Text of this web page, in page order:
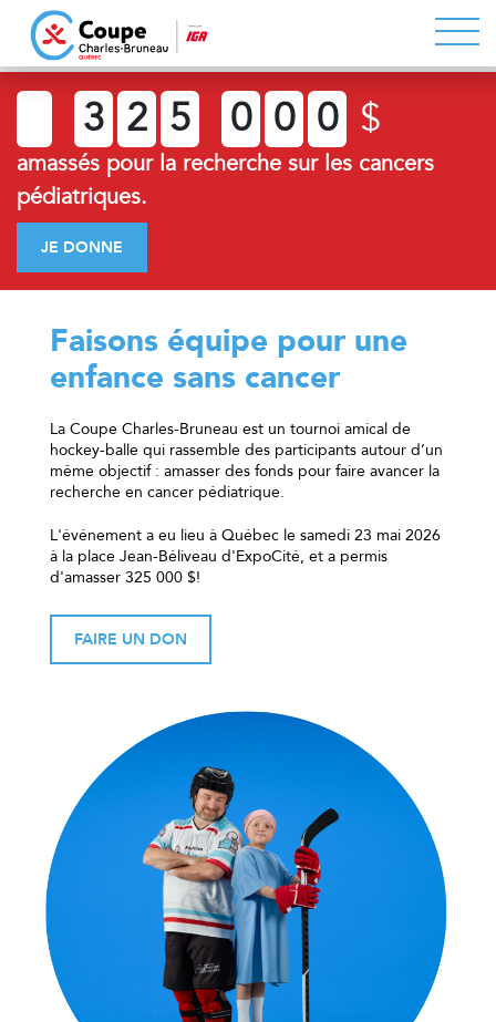
3 2 5 0 0 0 $
amassés pour la recherche sur les cancers
pédiatriques.
JE DONNE
Faisons équipe pour une
enfance sans cancer
La Coupe Charles-Bruneau est un tournoi amical de
hockey-balle qui rassemble des participants autour d’un
même objectif : amasser des fonds pour faire avancer la
recherche en cancer pédiatrique.
L'événement a eu lieu à Québec le samedi 23 mai 2026
à la place Jean-Béliveau d'ExpoCité, et a permis
d'amasser 325 000 $!
FAIRE UN DON